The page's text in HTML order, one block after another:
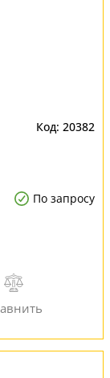
20382
По запросу